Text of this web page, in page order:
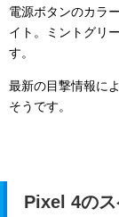
電源ボタンのカラ
イト。ミントグリ
す。
最新の目撃情報に
そうです。
Pixel 4のス